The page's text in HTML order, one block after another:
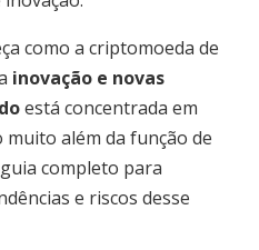
como a criptomoeda de
inovação e novas
está concentrada em
além da função de
completo para
e riscos desse